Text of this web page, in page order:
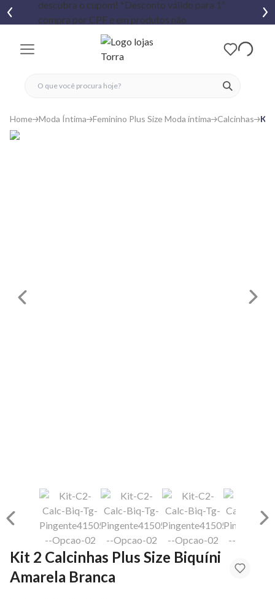
ver
fechar menu
fechar menu
favoritos
Home Moda Íntima Feminino Plus Size Moda íntima Calcinhas Kit
Kit 2 Calcinhas Plus Size Biquíni
Amarela Branca